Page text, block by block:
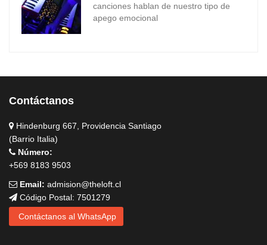
canciones hablan de nuestro tipo de
apego emocional
Contáctanos
Hindenburg 667, Providencia Santiago
(Barrio Italia)
Número:
+569 8183 9503
Email: admision@theloft.cl
Código Postal: 7501279
Contáctanos al WhatsApp